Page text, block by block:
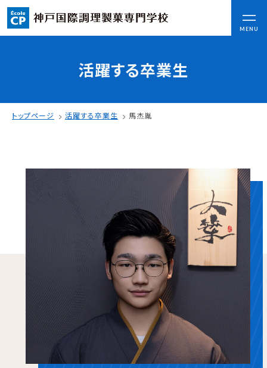
MENU
CLOSE
ここから始まる私の未来
入学情報
指定校推薦入試
学校法人 育成学園の歩み
本校独自の学費サポート制度
学費サポート
活躍する卒業生
トップページ 活躍する卒業生 馬杰胤